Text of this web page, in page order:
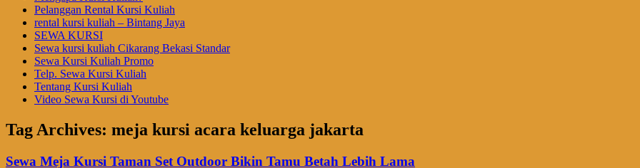
Pelanggan Rental Kursi Kuliah
rental kursi kuliah – Bintang Jaya
SEWA KURSI
Sewa kursi kuliah Cikarang Bekasi Standar
Sewa Kursi Kuliah Promo
Telp. Sewa Kursi Kuliah
Tentang Kursi Kuliah
Video Sewa Kursi di Youtube
Tag Archives: meja kursi acara keluarga jakarta
Sewa Meja Kursi Taman Set Outdoor Bikin Tamu Betah Lebih Lama